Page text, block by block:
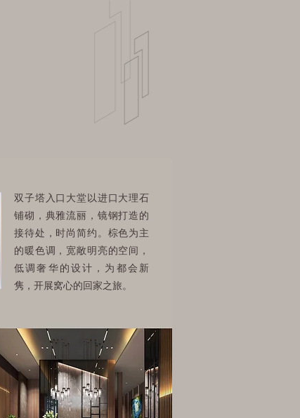
双子塔入口大堂以进口大理石
铺砌，典雅流丽，镜钢打造的
接待处，时尚简约。棕色为主
的暖色调，宽敞明亮的空间，
低调奢华的设计，为都会新
隽，开展窝心的回家之旅。